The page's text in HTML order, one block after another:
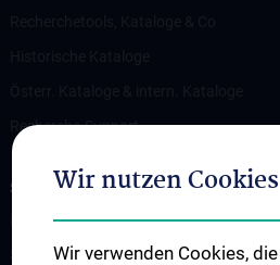
Recherche-Support
SERVICES
Literaturlieferdienst
Scientific Searching
Wir nutzen Cookies
Wir verwenden Cookies,